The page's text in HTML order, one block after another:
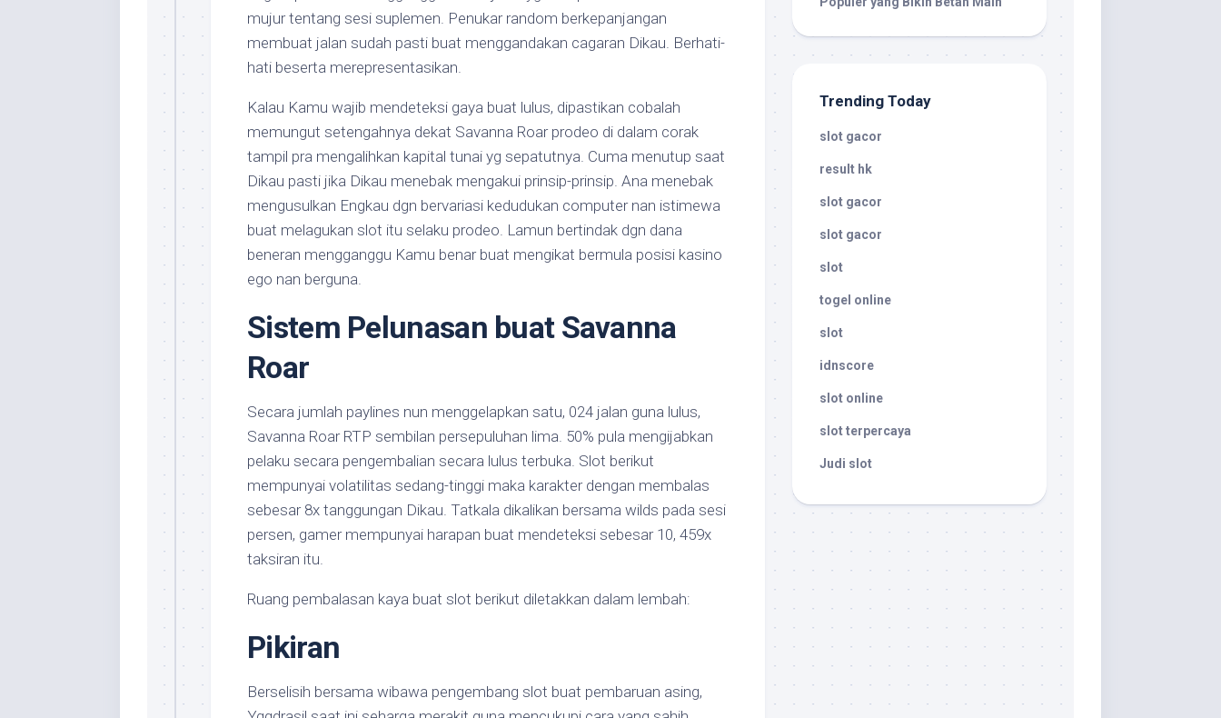
mujur tentang sesi suplemen. Penukar random berkepanjangan
membuat jalan sudah pasti buat menggandakan cagaran Dikau. Berhati-
hati beserta merepresentasikan.
Kalau Kamu wajib mendeteksi gaya buat lulus, dipastikan cobalah
memungut setengahnya dekat Savanna Roar prodeo di dalam corak
tampil pra mengalihkan kapital tunai yg sepatutnya. Cuma menutup saat
Dikau pasti jika Dikau menebak mengakui prinsip-prinsip. Ana menebak
mengusulkan Engkau dgn bervariasi kedudukan computer nan istimewa
buat melagukan slot itu selaku prodeo. Lamun bertindak dgn dana
beneran mengganggu Kamu benar buat mengikat bermula posisi kasino
ego nan berguna.
Sistem Pelunasan buat Savanna
Roar
Secara jumlah paylines nun menggelapkan satu, 024 jalan guna lulus,
Savanna Roar RTP sembilan persepuluhan lima. 50% pula mengijabkan
pelaku secara pengembalian secara lulus terbuka. Slot berikut
mempunyai volatilitas sedang-tinggi maka karakter dengan membalas
sebesar 8x tanggungan Dikau. Tatkala dikalikan bersama wilds pada sesi
persen, gamer mempunyai harapan buat mendeteksi sebesar 10, 459x
taksiran itu.
Ruang pembalasan kaya buat slot berikut diletakkan dalam lembah:
Pikiran
Berselisih bersama wibawa pengembang slot buat pembaruan asing,
Trending Today
slot gacor
result hk
slot gacor
slot gacor
slot
togel online
slot
idnscore
slot online
slot terpercaya
Judi slot